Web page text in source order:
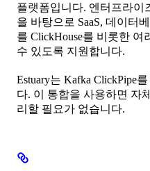
플랫폼입니다. 엔터프라이
을 바탕으로 SaaS, 데이터
를 ClickHouse를 비롯한
수 있도록 지원합니다.
Estuary는 Kafka ClickPipe
다. 이 통합을 사용하면 자
리할 필요가 없습니다.